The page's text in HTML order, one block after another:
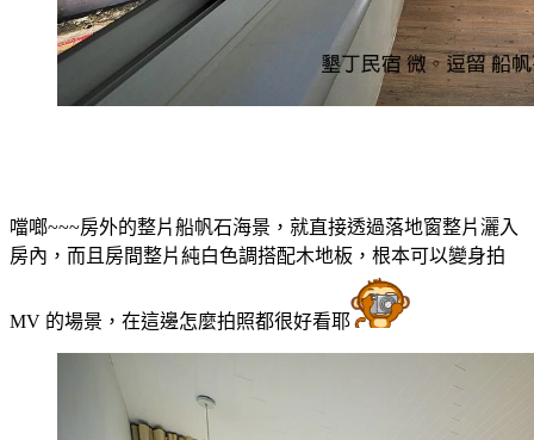
噹啷~~~房外的整片船帆石海景，就直接透過落地窗整片灑入
房內，而且房間整片純白色調搭配木地板，根本可以變身拍
MV 的場景，在這邊怎麼拍照都很好看耶